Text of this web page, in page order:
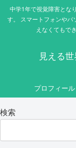
中学1年で視覚障害とな
す。 スマートフォンやパ
えなくてもで
見える
プロフィール
検索